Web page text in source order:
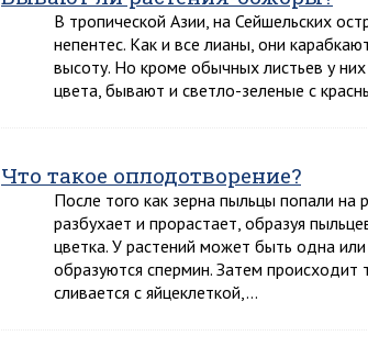
В тропической Азии, на Сейшельских
непентес. Как и все лианы, они
высоту. Но кроме обычных листьев у
цвета, бывают и светло-зеленые с
Что такое оплодотворение?
После того как зерна пыльцы попали на
разбухает и прорастает, образуя
цветка. У растений может быть одна
образуются спермин. Затем
сливается с яйцеклеткой,…